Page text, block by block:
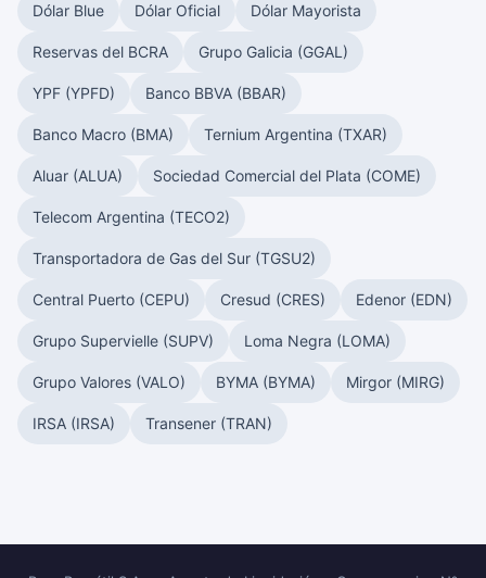
Dólar Blue Dólar Oficial Dólar Mayorista
Reservas del BCRA Grupo Galicia (GGAL)
YPF (YPFD) Banco BBVA (BBAR)
Banco Macro (BMA) Ternium Argentina (TXAR)
Aluar (ALUA) Sociedad Comercial del Plata (COME)
Telecom Argentina (TECO2)
Transportadora de Gas del Sur (TGSU2)
Central Puerto (CEPU) Cresud (CRES) Edenor (EDN)
Grupo Supervielle (SUPV) Loma Negra (LOMA)
Grupo Valores (VALO) BYMA (BYMA) Mirgor (MIRG)
IRSA (IRSA) Transener (TRAN)